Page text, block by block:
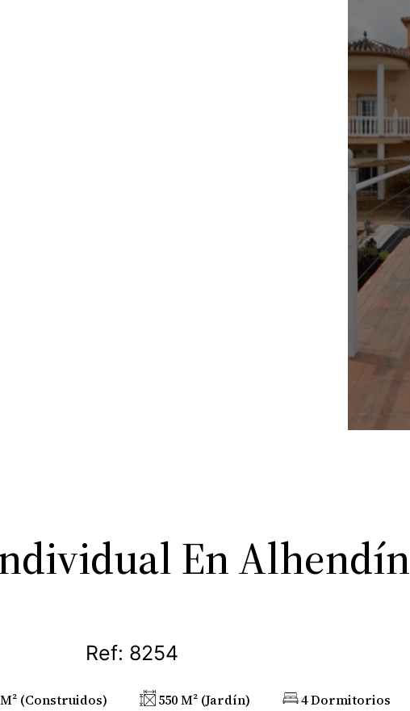
En Alhendín
Ref: 8254
M² (construidos) 550 M² (jardín) 4 Dormitorios